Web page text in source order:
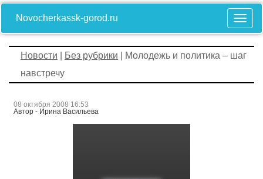
Novocherkassk-gorod.ru
Новости Без рубрики | Молодежь и политика – шаг
навстречу
08 октября 2008 16:53
Автор - Ирина Васильева